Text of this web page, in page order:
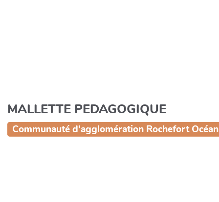
MALLETTE PEDAGOGIQUE
Communauté d'agglomération Rochefort Océan